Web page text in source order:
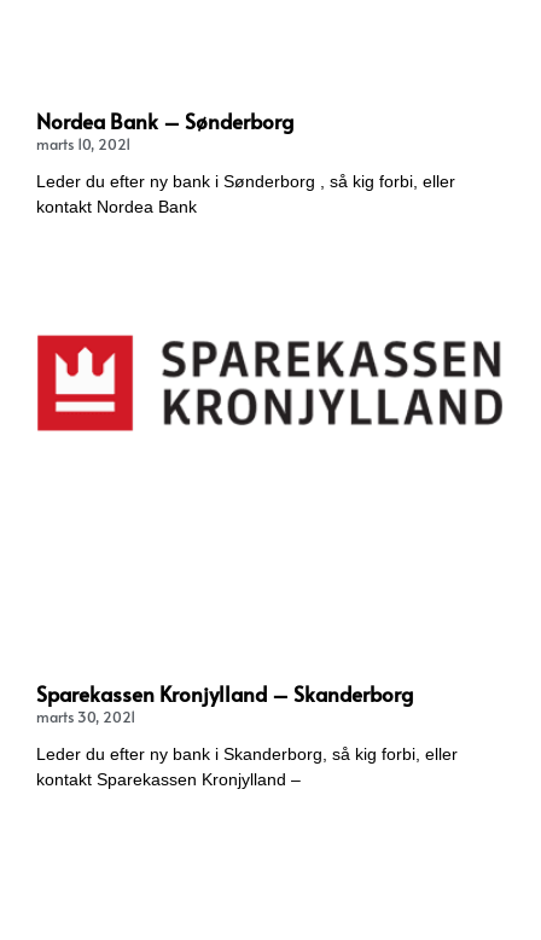
Nordea Bank – Sønderborg
marts 10, 2021
Leder du efter ny bank i Sønderborg , så kig forbi, eller
kontakt Nordea Bank
Sparekassen Kronjylland – Skanderborg
marts 30, 2021
Leder du efter ny bank i Skanderborg, så kig forbi, eller
kontakt Sparekassen Kronjylland –